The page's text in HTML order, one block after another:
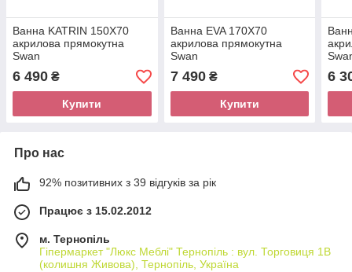
Ванна KATRIN 150Х70
акрилова прямокутна
Swan
6 490 ₴
Купити
Ванна EVA 170Х70
акрилова прямокутна
Swan
7 490₴
Купити
6
Про нас
92% позитивних з 39 відгуків за рік
Працює з 15.02.2012
м. Тернопіль
Гіпермаркет "Люкс Меблі" Тернопіль : вул. Торговиця 1В
(колишня Живова), Тернопіль, Україна